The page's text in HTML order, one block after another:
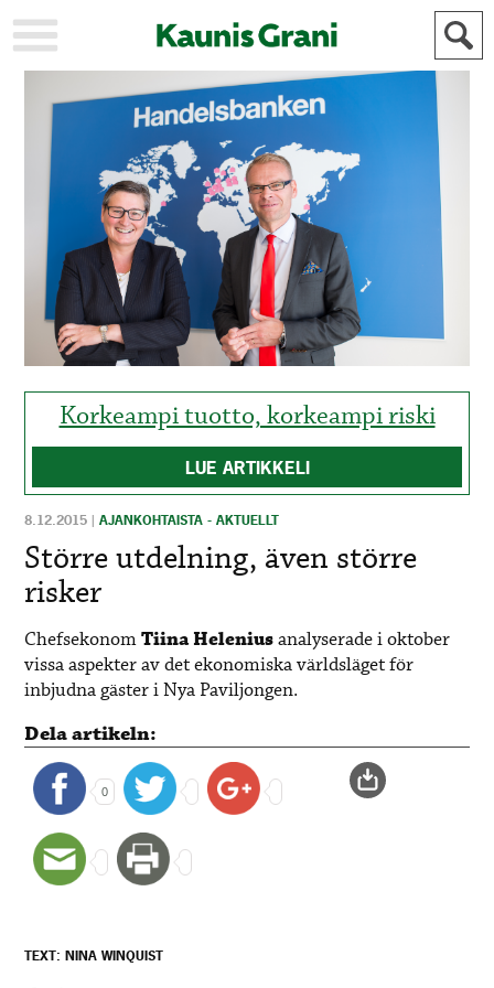
KAUPUNKI
STADEN
AJANKOHTAISTA
AKTUELLT
URHEILU
IDROTT
KULTTUURI
KULTUR
HISTORIA
HISTORIA
YLEINEN
ALLMÄN
MAINOSTAJILLE
FÖR
ANNONSÖRER
Korkeampi tuotto, korkeampi riski
LUE ARTIKKELI
8.12.2015 |AJANKOHTAISTA - AKTUELLT
Större utdelning, även större
risker
ChefsekonomTiina Heleniusanalyserade i oktober
vissa aspekter av det ekonomiska världsläget för
inbjudna gäster i Nya Paviljongen.
Dela artikeln:
0
TEXT: NINA WINQUIST